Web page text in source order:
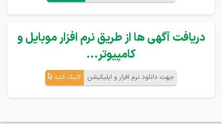
دریافت آگهی ها از طریق نرم افزار موبایل و
کامپیوتر...
جهت دانلود نرم افزار و اپلیکیشن کلیک کنید